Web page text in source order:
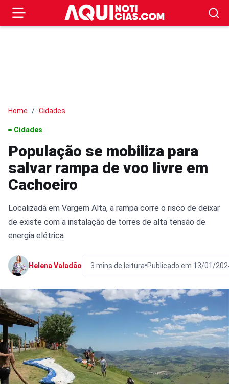
Home Cidades
Cidades
População se mobiliza para
salvar rampa de voo livre em
Cachoeiro
Localizada em Vargem Alta, a rampa corre o risco de deixar
de existe com a instalação de torres de alta tensão de
energia elétrica
Helena Valadão 3 mins de leitura•Publicado em 13/01/